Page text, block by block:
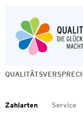
Zahlarten Service